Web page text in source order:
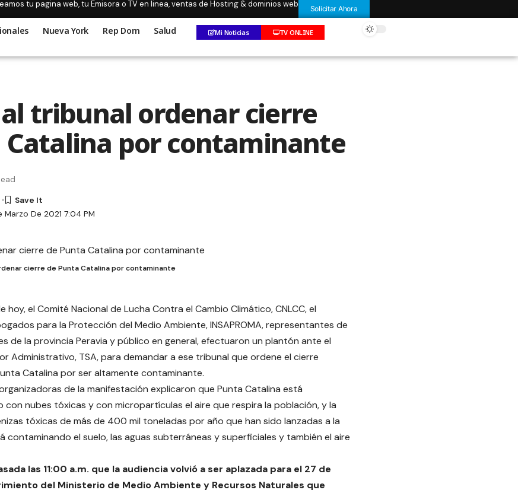
tu pagina web, tu Emisora o TV en linea, ventas de Hosting & dominios web Solicitar Ahora
Nueva York Rep Dom Salud Mi Noticias TV ONLINE
tribunal ordenar cierre
Catalina por contaminante
De 2021 7:04 PM
cierre de Punta Catalina por contaminante
hoy, el Comité Nacional de Lucha Contra el Cambio Climático, CNLCC, el
para la Protección del Medio Ambiente, INSAPROMA, representantes de
de la provincia Peravia y público en general, efectuaron un plantón ante el
Administrativo, TSA, para demandar a ese tribunal que ordene el cierre
Catalina por ser altamente contaminante.
de la manifestación explicaron que Punta Catalina está
con nubes tóxicas y con micropartículas el aire que respira la población, y la
tóxicas de más de 400 mil toneladas por año que han sido lanzadas a la
contaminando el suelo, las aguas subterráneas y superficiales y también el aire
las 11:00 a.m. que la audiencia volvió a ser aplazada para el 27 de
del Ministerio de Medio Ambiente y Recursos Naturales que